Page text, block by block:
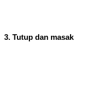
3. Tutup dan masak